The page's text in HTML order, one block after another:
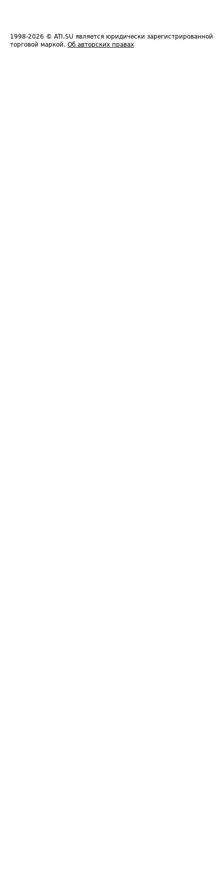
1998-2026 © ATI.SU является юридически зарегистрированной
торговой маркой. Об авторских правах